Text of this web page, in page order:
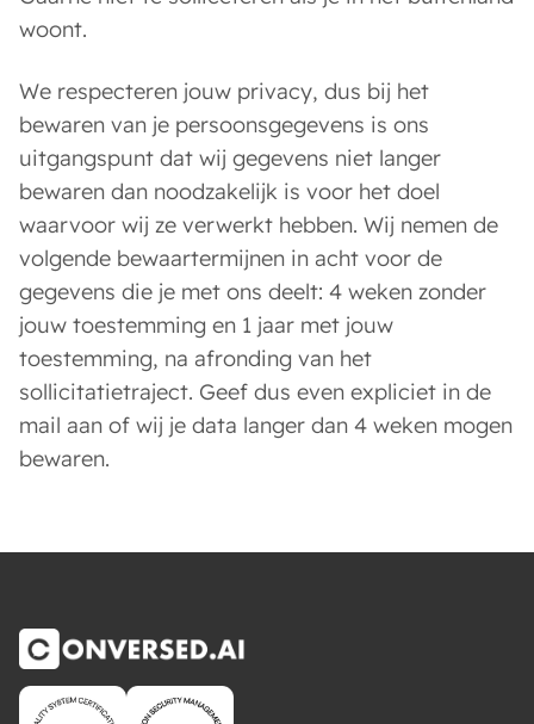
woont.
We respecteren jouw privacy, dus bij het
bewaren van je persoonsgegevens is ons
uitgangspunt dat wij gegevens niet langer
bewaren dan noodzakelijk is voor het doel
waarvoor wij ze verwerkt hebben. Wij nemen de
volgende bewaartermijnen in acht voor de
gegevens die je met ons deelt: 4 weken zonder
jouw toestemming en 1 jaar met jouw
toestemming, na afronding van het
sollicitatietraject. Geef dus even expliciet in de
mail aan of wij je data langer dan 4 weken mogen
bewaren.